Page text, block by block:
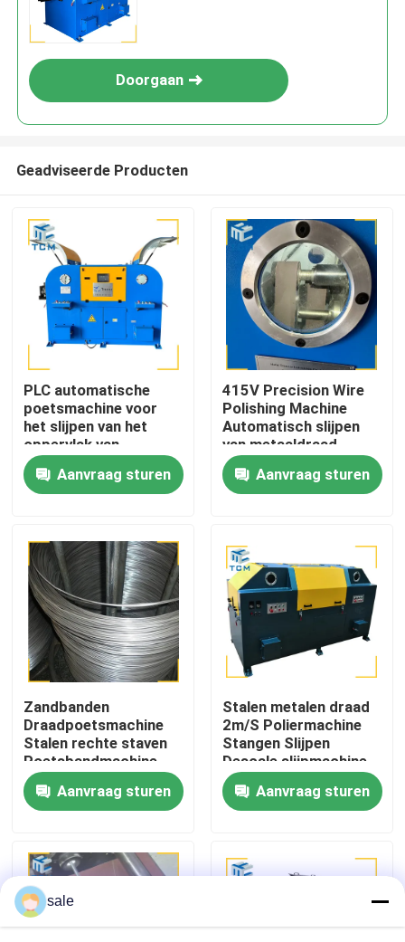
Huis
Producten
Fabriekstocht
Kwaliteitscontrole
Neem contact met ons op
Nieuws
Vraag een offerte
Tankpoetsmachine
Doorgaan
Geadviseerde Producten
PLC automatische
poetsmachine voor
het slijpen van het
oppervlak van
staaldraadstaven
Aanvraag sturen
415V Precision Wire
Polishing Machine
Automatisch slijpen
van metaaldraad
Aanvraag sturen
Zandbanden
Draadpoetsmachine
Stalen rechte staven
Poetsbandmachine
380V
Aanvraag sturen
Stalen metalen draad
2m/S Poliermachine
Stangen Slijpen
Descale slijpmachine
Aanvraag sturen
sale